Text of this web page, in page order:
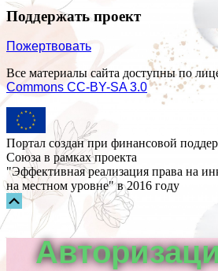
Поддержать проект
Пожертвовать
Все материалы сайта доступны по
Commons СС-BY-SA 3.0
Портал создан при финансовой
Союза в рамках проекта
"Эффективная реализация права на
на местном уровне" в 2016 году
Прокрутка
вверх